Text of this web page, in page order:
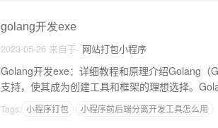
golang开发exe
2023-05-26 来自于 网站打包小程序
Golang开发exe：详细教程和原理介绍Golang（
支持，使其成为创建工具和框架的理想选择。
e）。这篇文章将详细介绍Golan
Tags: 小程序打包 小程序前后端分离开发工具怎么用